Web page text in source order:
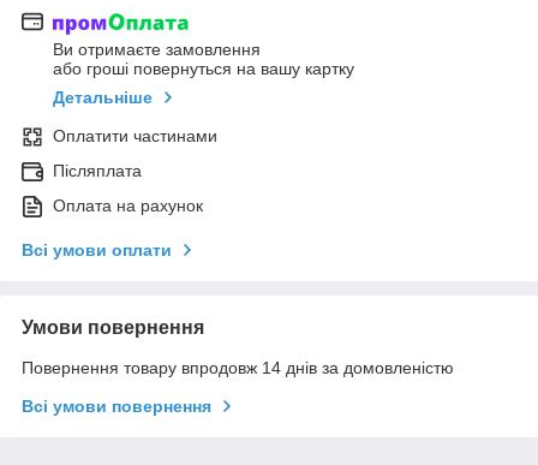
Ви отримаєте замовлення
або гроші повернуться на вашу картку
Детальніше
Оплатити частинами
Післяплата
Оплата на рахунок
Всі умови оплати
Умови повернення
Повернення товару впродовж 14 днів за домовленістю
Всі умови повернення